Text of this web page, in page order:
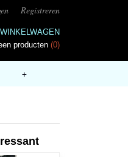
Registreren
producten (0)
+